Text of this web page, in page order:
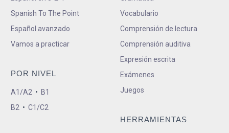
Spanish To The Point
Español avanzado
Vamos a practicar
POR NIVEL
A1/A2 • B1
B2 • C1/C2
Vocabulario
Comprensión de lectura
Comprensión auditiva
Expresión escrita
Exámenes
Juegos
HERRAMIENTAS